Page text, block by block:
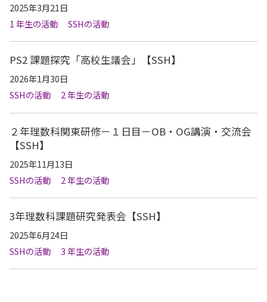
2025年3月21日
1 年生の活動
SSHの活動
PS2 課題探究「高校生議会」【SSH】
2026年1月30日
SSHの活動
2 年生の活動
２年理数科関東研修－１日目－OB・OG講演・交流会
【SSH】
2025年11月13日
SSHの活動
2 年生の活動
3年理数科課題研究発表会【SSH】
2025年6月24日
SSHの活動
3 年生の活動